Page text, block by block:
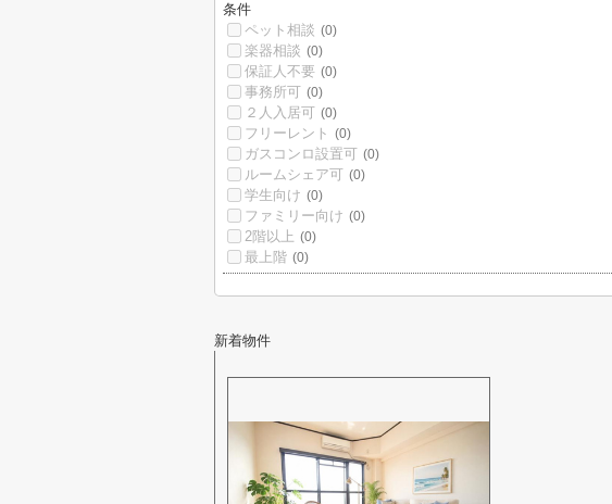
条件
ペット相談 (0)
楽器相談 (0)
保証人不要 (0)
事務所可 (0)
２人入居可 (0)
フリーレント (0)
ガスコンロ設置可 (0)
ルームシェア可 (0)
学生向け (0)
ファミリー向け (0)
2階以上 (0)
最上階 (0)
新着物件